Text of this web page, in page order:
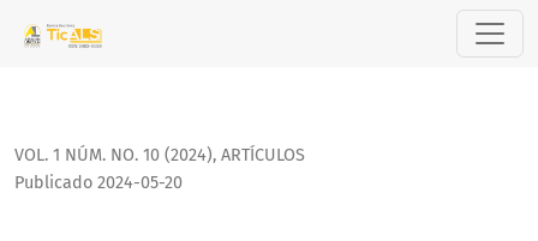
ODS 4 e Inteligencia Artificial, Mejoramiento de la
VOL. 1 NÚM. NO. 10 (2024), ARTÍCULOS
Publicado 2024-05-20